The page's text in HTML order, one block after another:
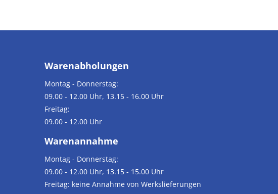
Warenabholungen
Montag - Donnerstag:
09.00 - 12.00 Uhr, 13.15 - 16.00 Uhr
Freitag:
09.00 - 12.00 Uhr
Warenannahme
Montag - Donnerstag:
09.00 - 12.00 Uhr, 13.15 - 15.00 Uhr
Freitag: keine Annahme von Werkslieferungen